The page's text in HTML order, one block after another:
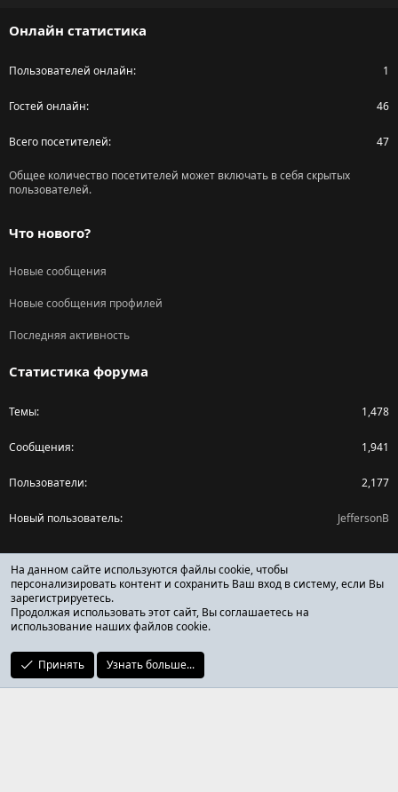
Онлайн статистика
Пользователей онлайн 1
Гостей онлайн 46
Всего посетителей 47
Общее количество посетителей может включать в себя скрытых
пользователей.
Что нового?
Новые сообщения
Новые сообщения профилей
Последняя активность
Статистика форума
Темы 1,478
Сообщения 1,941
Пользователи 2,177
Новый пользователь JeffersonB
Поделиться страницей
Facebook
X (Twitter)
Reddit
ОТЗЫВЫ ОНЛАЙН ФОРУМ
На данном сайте используются файлы cookie, чтобы
персонализировать контент и сохранить Ваш вход в систему, если Вы
зарегистрируетесь.
Продолжая использовать этот сайт, Вы соглашаетесь на
использование наших файлов cookie.
Принять Узнать больше...